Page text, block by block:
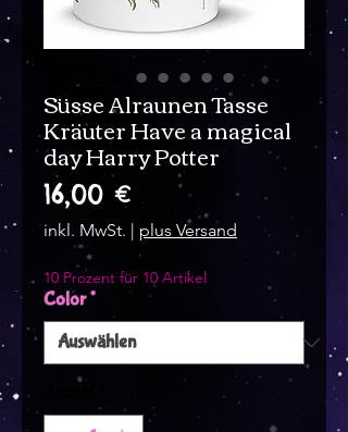
Süsse Alraunen Tasse
Kräuter Have a magical
day Harry Potter
16,00 €Preis
inkl. MwSt. | plus Versand
10 Prozent für 10 Artikel
Color*